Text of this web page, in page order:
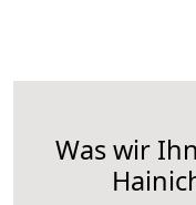
Was wir